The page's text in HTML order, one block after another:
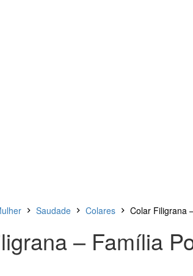
Saudade Colares Colar Filigrana
– Família